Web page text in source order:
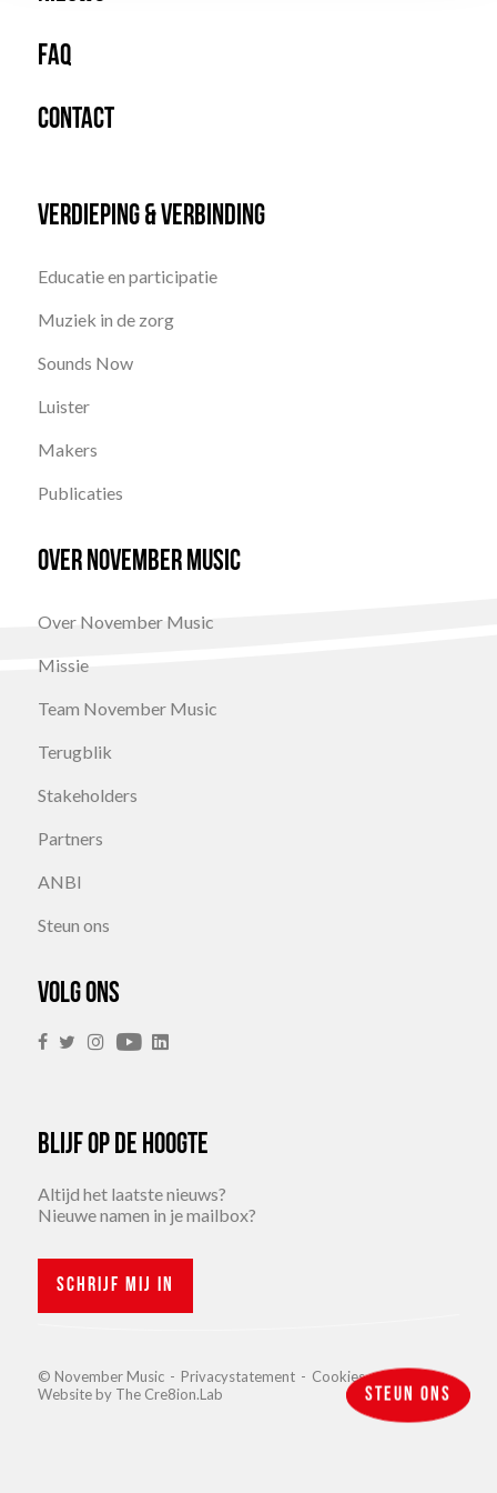
FAQ
Contact
Verdieping & Verbinding
Educatie en participatie
Muziek in de zorg
Sounds Now
Luister
Makers
Publicaties
Over November Music
Over November Music
Missie
Team November Music
Terugblik
Stakeholders
Partners
ANBI
Steun ons
Volg ons
Blijf op de hoogte
Altijd het laatste nieuws?
Nieuwe namen in je mailbox?
Schrijf mij in
© November Music - Privacystatement - Cookies
Website by The Cre8ion.Lab Steun ons